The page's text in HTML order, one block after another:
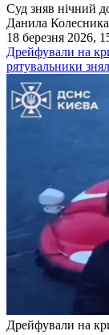
Суд зняв нічний
Данила
18 березня 2026,
Дрейфували на
рятувальники
Дрейфували на